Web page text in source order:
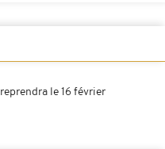
le 16 février